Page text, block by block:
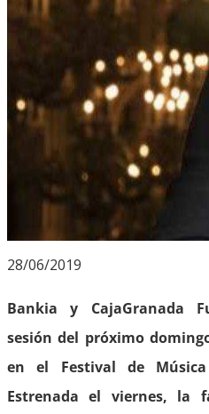
28/06/2019
Bankia y CajaGranada
sesión del próximo
en el Festival de
Estrenada el viernes, la